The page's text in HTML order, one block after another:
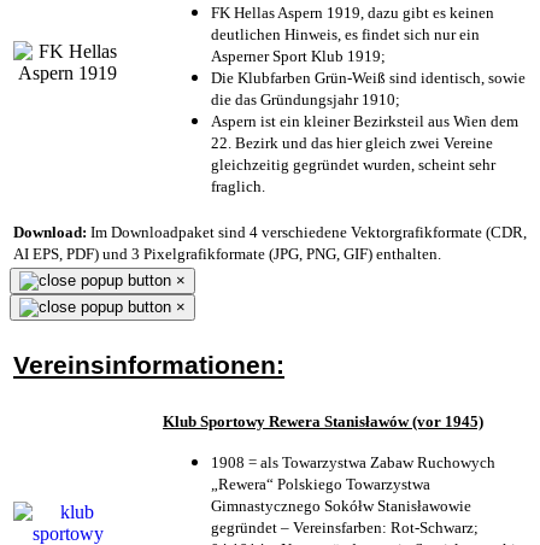
FK Hellas Aspern 1919, dazu gibt es keinen
deutlichen Hinweis, es findet sich nur ein
Asperner Sport Klub 1919;
Die Klubfarben Grün-Weiß sind identisch, sowie
die das Gründungsjahr 1910;
Aspern ist ein kleiner Bezirksteil aus Wien dem
22. Bezirk und das hier gleich zwei Vereine
gleichzeitig gegründet wurden, scheint sehr
fraglich.
Download: Im Downloadpaket sind 4 verschiedene Vektorgrafikformate (CDR,
AI EPS, PDF) und 3 Pixelgrafikformate (JPG, PNG, GIF) enthalten.
×
×
Vereinsinformationen:
Klub Sportowy Rewera Stanisławów (vor 1945)
1908 = als Towarzystwa Zabaw Ruchowych
„Rewera“ Polskiego Towarzystwa
Gimnastycznego Sokółw Stanisławowie
gegründet – Vereinsfarben: Rot-Schwarz;